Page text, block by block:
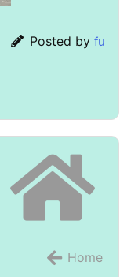
Posted by fu
Home